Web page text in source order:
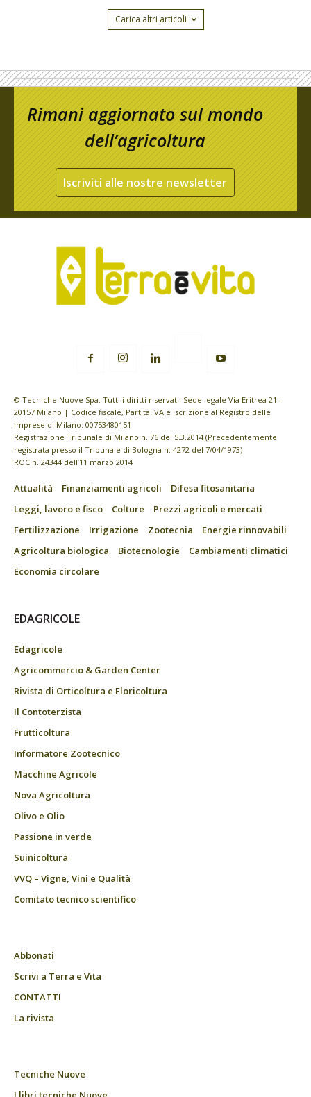
Carica altri articoli
Rimani aggiornato sul mondo
dell’agricoltura
Iscriviti alle nostre newsletter
© Tecniche Nuove Spa. Tutti i diritti riservati. Sede legale Via Eritrea 21 -
20157 Milano | Codice fiscale, Partita IVA e Iscrizione al Registro delle
imprese di Milano: 00753480151
Registrazione Tribunale di Milano n. 76 del 5.3.2014 (Precedentemente
registrata presso il Tribunale di Bologna n. 4272 del 7/04/1973)
ROC n. 24344 dell’11 marzo 2014
Attualità Finanziamenti agricoli
Difesa fitosanitaria
Leggi, lavoro e fisco
Colture
Prezzi agricoli e mercati
Fertilizzazione
Irrigazione Zootecnia
Energie rinnovabili
Agricoltura biologica
Biotecnologie
Cambiamenti climatici
Economia circolare
EDAGRICOLE
Edagricole
Agricommercio & Garden Center
Rivista di Orticoltura e Floricoltura
Il Contoterzista
Frutticoltura
Informatore Zootecnico
Macchine Agricole
Nova Agricoltura
Olivo e Olio
Passione in verde
Suinicoltura
VVQ – Vigne, Vini e Qualità
Comitato tecnico scientifico
Abbonati
Scrivi a Terra e Vita
CONTATTI
La rivista
Tecniche Nuove